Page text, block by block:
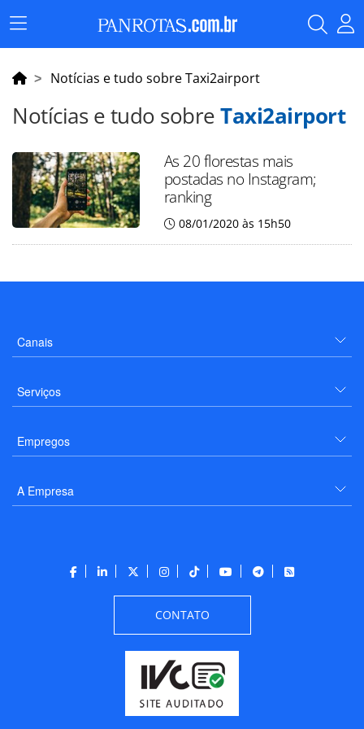
Menu
Principal
Notícias e tudo sobre Taxi2airport
Notícias e tudo sobreTaxi2airport
As 20 florestas mais
postadas no Instagram;
ranking
08/01/2020 às 15h50
Canais
Serviços
Empregos
A Empresa
CONTATO